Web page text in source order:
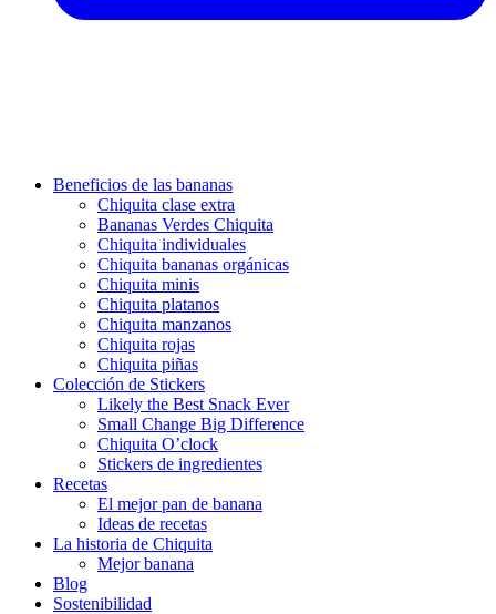
Beneficios de las bananas
Chiquita clase extra
Bananas Verdes Chiquita
Chiquita individuales
Chiquita bananas orgánicas
Chiquita minis
Chiquita platanos
Chiquita manzanos
Chiquita rojas
Chiquita piñas
Colección de Stickers
Likely the Best Snack Ever
Small Change Big Difference
Chiquita O’clock
Stickers de ingredientes
Recetas
El mejor pan de banana
Ideas de recetas
La historia de Chiquita
Mejor banana
Blog
Sostenibilidad